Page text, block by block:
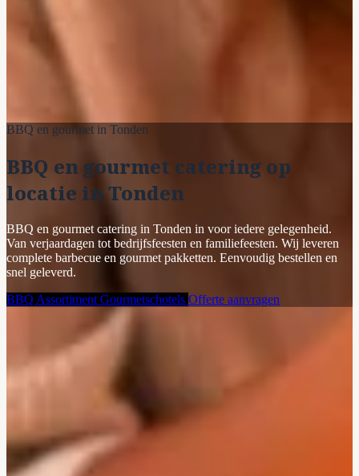
BBQ en gourmet in Tonden
BBQ en gourmet catering op
locatie in Tonden
BBQ en gourmet catering in Tonden in voor iedere gelegenheid.
Van verjaardagen tot bedrijfsfeesten en familiefeesten. Wij leveren
complete barbecue en gourmet pakketten. Eenvoudig bestellen en
snel geleverd.
BBQ Assortiment Gourmetschotels Offerte aanvragen